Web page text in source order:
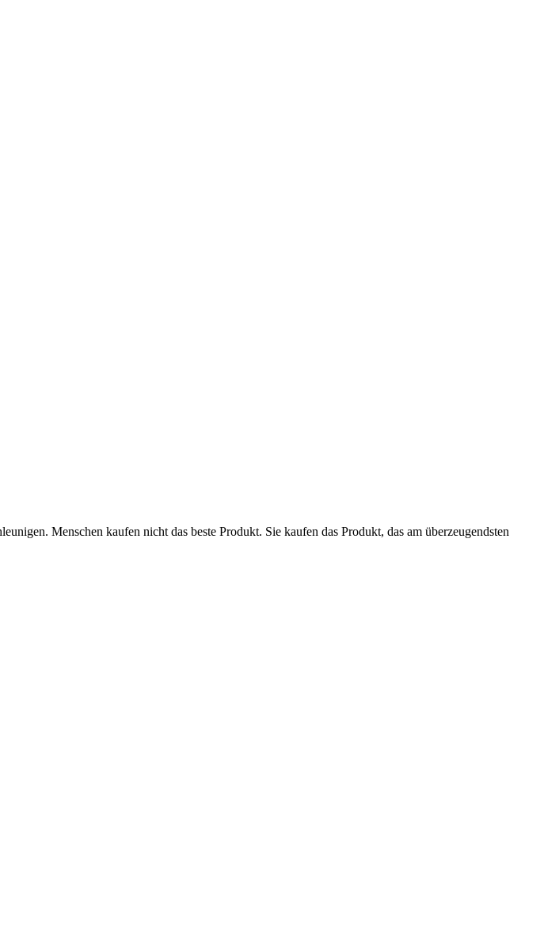
Menschen kaufen nicht das beste Produkt. Sie kaufen das Produkt, das am überzeugendsten